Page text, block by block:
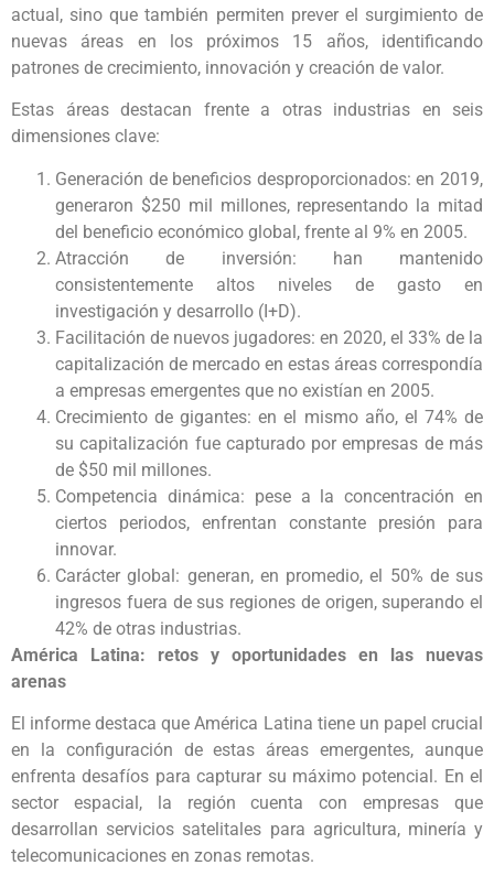
actual, sino que también permiten prever el surgimiento de
nuevas áreas en los próximos 15 años, identificando
patrones de crecimiento, innovación y creación de valor.
Estas áreas destacan frente a otras industrias en seis
dimensiones clave:
Generación de beneficios desproporcionados: en 2019,
generaron $250 mil millones, representando la mitad
del beneficio económico global, frente al 9% en 2005.
Atracción de inversión: han mantenido
consistentemente altos niveles de gasto en
investigación y desarrollo (I+D).
Facilitación de nuevos jugadores: en 2020, el 33% de la
capitalización de mercado en estas áreas correspondía
a empresas emergentes que no existían en 2005.
Crecimiento de gigantes: en el mismo año, el 74% de
su capitalización fue capturado por empresas de más
de $50 mil millones.
Competencia dinámica: pese a la concentración en
ciertos periodos, enfrentan constante presión para
innovar.
Carácter global: generan, en promedio, el 50% de sus
ingresos fuera de sus regiones de origen, superando el
42% de otras industrias.
América Latina: retos y oportunidades en las nuevas
arenas
El informe destaca que América Latina tiene un papel crucial
en la configuración de estas áreas emergentes, aunque
enfrenta desafíos para capturar su máximo potencial. En el
sector espacial, la región cuenta con empresas que
desarrollan servicios satelitales para agricultura, minería y
telecomunicaciones en zonas remotas.